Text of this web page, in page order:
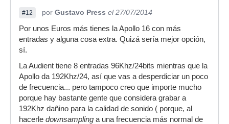
#12 por Gustavo Press el 27/07/2014
Por unos Euros más tienes la Apollo 16 con más
entradas y alguna cosa extra. Quizá sería mejor opción,
sí.
La Audient tiene 8 entradas 96Khz/24bits mientras que la
Apollo da 192Khz/24, así que vas a desperdiciar un poco
de frecuencia... pero tampoco creo que importe mucho
porque hay bastante gente que considera grabar a
192Khz dañino para la calidad de sonido ( porque, al
hacerle downsampling a una frecuencia más normal de